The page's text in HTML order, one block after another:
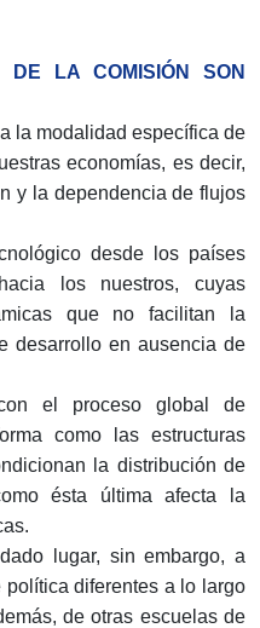
DE LA COMISIÓN SON
la modalidad específica de
economías, es decir,
y la dependencia de flujos
desde los países
los nuestros, cuyas
que no facilitan la
desarrollo en ausencia de
el proceso global de
como las estructuras
la distribución de
ésta última afecta la
lugar, sin embargo, a
diferentes a lo largo
de otras escuelas de